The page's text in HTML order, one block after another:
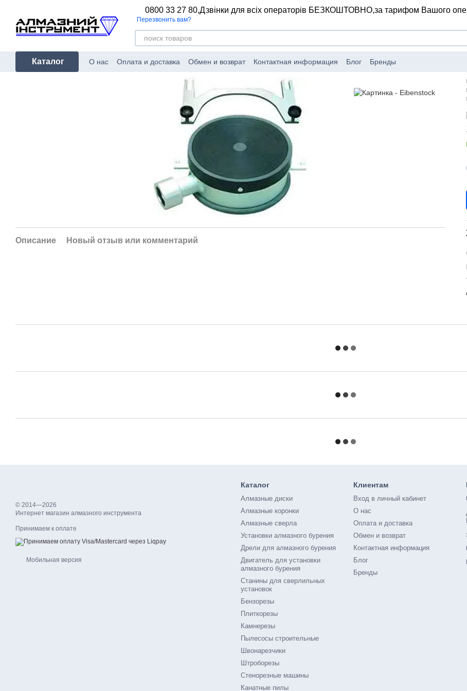
0800 33 27 80,Дзвінки для всіх операторів БЕЗКОШТОВНО,за тарифом Вашого
Перезвонить вам?
Каталог О нас Оплата и доставка Обмен и возврат Контактная информация Блог Бренды
Описание Новый отзыв или комментарий
© 2014—2026
Интернет магазин алмазного инструмента
Принимаем к оплате
Мобильная версия
Каталог
Алмазные диски
Алмазные коронки
Алмазные сверла
Установки алмазного бурения
Дрели для алмазного бурения
Двигатель для установки
алмазного бурения
Станины для сверлильных
установок
Бензорезы
Плиткорезы
Камнерезы
Пылесосы строительные
Швонарезчики
Штроборезы
Стенорезные машины
Канатные пилы
Клиентам
Вход в личный кабинет
О нас
Оплата и доставка
Обмен и возврат
Контактная информация
Блог
Бренды